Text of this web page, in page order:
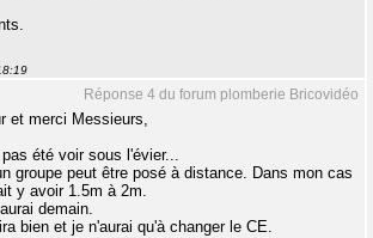
Réponse 4 du forum plomberie Bricovidéo
et merci Messieurs,
été voir sous l'évier...
groupe peut être posé à distance. Dans mon cas
y avoir 1.5m à 2m.
demain.
bien et je n'aurai qu'à changer le CE.